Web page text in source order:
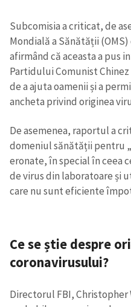
Subcomisia a criticat, de
Mondială a Sănătății
afirmând că aceasta a pus
Partidului Comunist
de a ajuta oamenii și a
ancheta privind originea
De asemenea, raportul a
domeniul sănătății pentru
eronate, în special în ceea
de virus din laboratoare și
care nu sunt eficiente
Ce se știe despre
coronavirusului?
Directorul FBI, Christopher